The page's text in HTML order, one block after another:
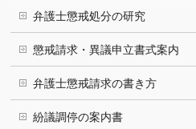
弁護士懲戒処分の研究
懲戒請求・異議申立書式案内
弁護士懲戒請求の書き方
紛議調停の案内書